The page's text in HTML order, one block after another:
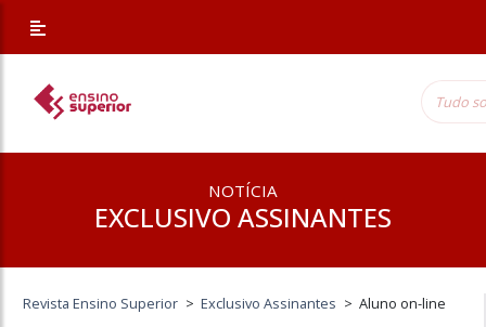
NOTÍCIA
EXCLUSIVO ASSINANTES
Revista Ensino Superior > Exclusivo Assinantes > Aluno on-line